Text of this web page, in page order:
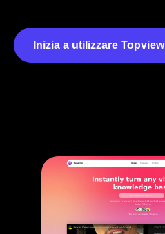
Inizia a utilizzare Topview